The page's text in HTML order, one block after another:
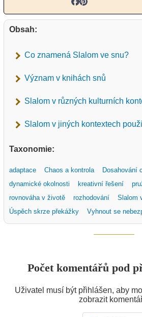
Obsah:
Co znamená Slalom ve snu?
Význam v knihách snů
Slalom v různých kulturních
Slalom v jiných kontextech
Taxonomie:
adaptace Chaos a kontrola Dosahování
dynamické okolnosti
kreativní řešení
rovnováha v životě
rozhodování
Slalom
Úspěch skrze překážky
Vyhnout se
Počet komentářů pod
Uživatel musí být přihlášen, aby
zobrazit